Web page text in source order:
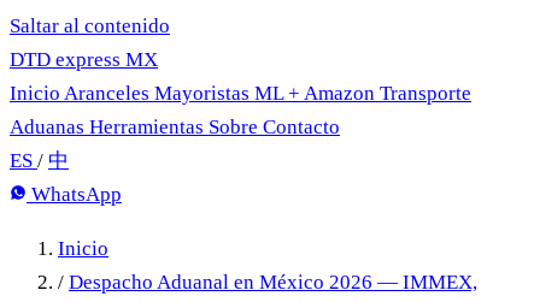
Saltar al contenido
DTD express MX
Inicio Aranceles Mayoristas ML + Amazon Transporte
Aduanas Herramientas Sobre Contacto
ES / 中
WhatsApp
Inicio
/ Despacho Aduanal en México 2026 — IMMEX,